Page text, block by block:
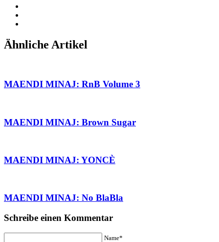
Ähnliche Artikel
MAENDI MINAJ: RnB Volume 3
MAENDI MINAJ: Brown Sugar
MAENDI MINAJ: YONCÈ
MAENDI MINAJ: No BlaBla
Schreibe einen Kommentar
Name*